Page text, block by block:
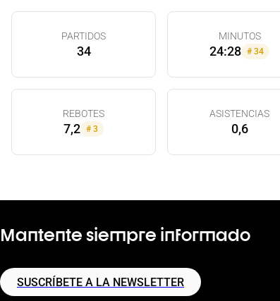
PARTIDOS
34
MINUTOS
24:28 #34
REBOTES
7,2 #3
ASISTENCIAS
0,6
Mantente siempre informado
SUSCRÍBETE A LA NEWSLETTER